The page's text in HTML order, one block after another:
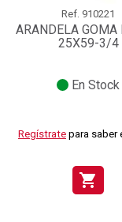
Ref. 910221
ARANDELA GOMA
25X59-3/4
En Stock
Regístrate para saber
shopping_cart